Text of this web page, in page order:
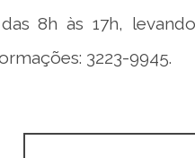
8h às 17h,
3223-9945.